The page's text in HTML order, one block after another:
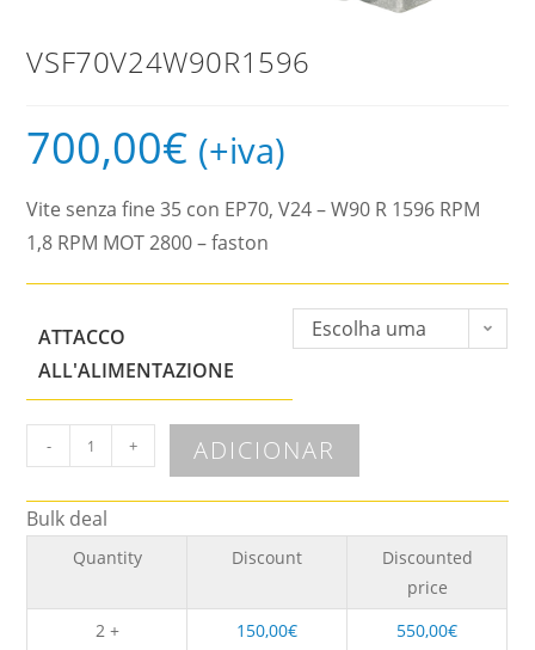
VSF70V24W90R1596
700,00€ (+iva)
Vite senza fine 35 con EP70, V24 – W90 R 1596 RPM
1,8 RPM MOT 2800 – faston
ATTACCO
ALL'ALIMENTAZIONE
Escolha uma
- + ADICIONAR
Bulk deal
Quantity Discount
Discounted
price
2 +
150,00€ 550,00€